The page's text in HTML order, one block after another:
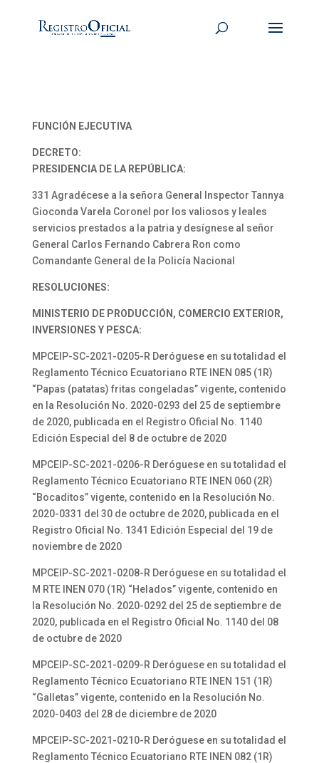
FUNCIÓN EJECUTIVA
DECRETO:
PRESIDENCIA DE LA REPÚBLICA:
331 Agradécese a la señora General Inspector Tannya
Gioconda Varela Coronel por los valiosos y leales
servicios prestados a la patria y desígnese al señor
General Carlos Fernando Cabrera Ron como
Comandante General de la Policía Nacional
RESOLUCIONES:
MINISTERIO DE PRODUCCIÓN, COMERCIO EXTERIOR,
INVERSIONES Y PESCA:
MPCEIP-SC-2021-0205-R Deróguese en su totalidad el
Reglamento Técnico Ecuatoriano RTE INEN 085 (1R)
“Papas (patatas) fritas congeladas” vigente, contenido
en la Resolución No. 2020-0293 del 25 de septiembre
de 2020, publicada en el Registro Oficial No. 1140
Edición Especial del 8 de octubre de 2020
MPCEIP-SC-2021-0206-R Deróguese en su totalidad el
Reglamento Técnico Ecuatoriano RTE INEN 060 (2R)
“Bocaditos” vigente, contenido en la Resolución No.
2020-0331 del 30 de octubre de 2020, publicada en el
Registro Oficial No. 1341 Edición Especial del 19 de
noviembre de 2020
MPCEIP-SC-2021-0208-R Deróguese en su totalidad el
M RTE INEN 070 (1R) “Helados” vigente, contenido en
la Resolución No. 2020-0292 del 25 de septiembre de
2020, publicada en el Registro Oficial No. 1140 del 08
de octubre de 2020
MPCEIP-SC-2021-0209-R Deróguese en su totalidad el
Reglamento Técnico Ecuatoriano RTE INEN 151 (1R)
“Galletas” vigente, contenido en la Resolución No.
2020-0403 del 28 de diciembre de 2020
MPCEIP-SC-2021-0210-R Deróguese en su totalidad el
Reglamento Técnico Ecuatoriano RTE INEN 082 (1R)